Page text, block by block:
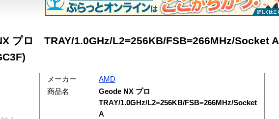
プロ TRAY/1.0GHz/L2=256KB/FSB=266MHz/Socket A
メーカー
AMD
商品名
Geode NX プロ
TRAY/1.0GHz/L2=256KB/FSB=266MHz/Socket
A